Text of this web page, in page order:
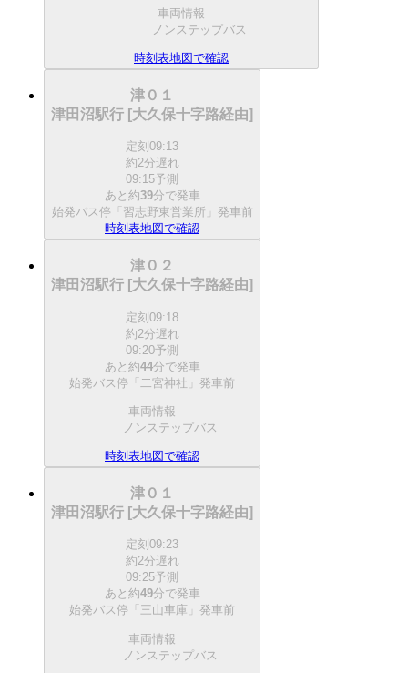
車両情報
ノンステップバス
時刻表地図で確認
津０１
津田沼駅行 [大久保十字路経由]
定刻 09:13
約2分遅れ
09:15予測
あと約39分で発車
始発バス停「習志野東営業所」発車前
時刻表地図で確認
津０２
津田沼駅行 [大久保十字路経由]
定刻09:18
約2分遅れ
09:20予測
あと約44分で発車
始発バス停「二宮神社」発車前
車両情報
ノンステップバス
時刻表地図で確認
津０１
津田沼駅行 [大久保十字路経由]
定刻 09:23
約2分遅れ
09:25予測
あと約49分で発車
始発バス停「三山車庫」発車前
車両情報
ノンステップバス